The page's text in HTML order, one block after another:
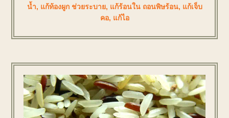
น้ำ, แก้ท้องผูก ช่วยระบาย, แก้ร้อนใน ถอนพิษร้อน, แก้เจ็บ
คอ, แก้ไอ